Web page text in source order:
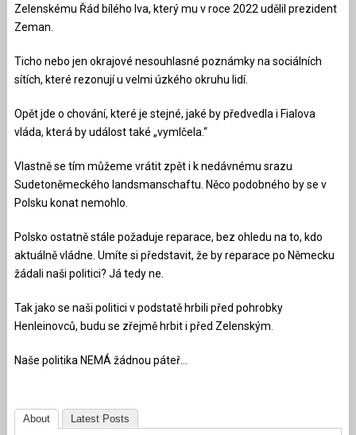
Zelenskému Řád bílého lva, který mu v roce 2022 udělil prezident
Zeman.
Ticho nebo jen okrajové nesouhlasné poznámky na sociálních
sítích, které rezonují u velmi úzkého okruhu lidí.
Opět jde o chování, které je stejné, jaké by předvedla i Fialova
vláda, která by událost také „vymlčela.“
Vlastně se tím můžeme vrátit zpět i k nedávnému srazu
Sudetoněmeckého landsmanschaftu. Něco podobného by se v
Polsku konat nemohlo.
Polsko ostatně stále požaduje reparace, bez ohledu na to, kdo
aktuálně vládne. Umíte si představit, že by reparace po Německu
žádali naši politici? Já tedy ne.
Tak jako se naši politici v podstatě hrbili před pohrobky
Henleinovců, budu se zřejmě hrbit i před Zelenským.
Naše politika NEMÁ žádnou páteř…
About Latest Posts